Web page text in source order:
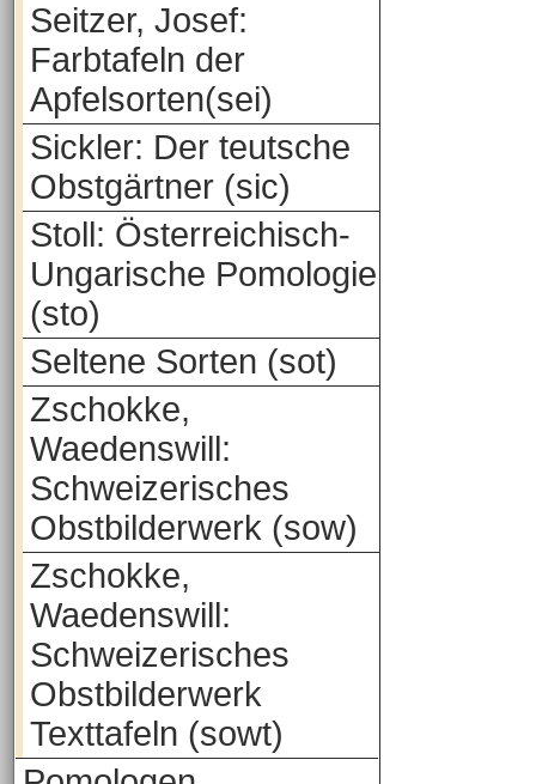
Seitzer, Josef:
Farbtafeln der
Apfelsorten(sei)
Sickler: Der teutsche
Obstgärtner (sic)
Stoll: Österreichisch-
Ungarische Pomologie
(sto)
Seltene Sorten (sot)
Zschokke,
Waedenswill:
Schweizerisches
Obstbilderwerk (sow)
Zschokke,
Waedenswill:
Schweizerisches
Obstbilderwerk
Texttafeln (sowt)